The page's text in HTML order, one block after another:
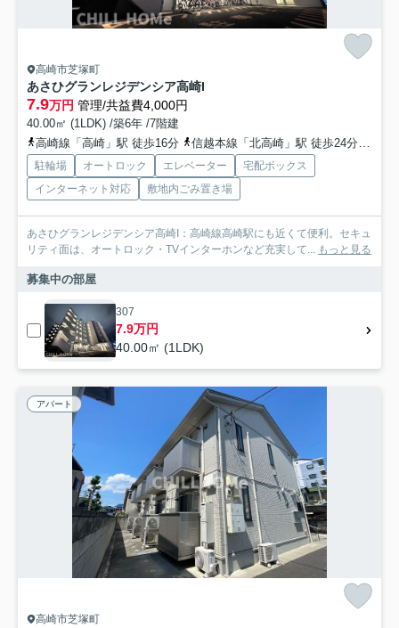
高崎市芝塚町
あさひグランレジデンシア高崎I
7.9万円 管理/共益費4,000円
40.00㎡ (1LDK) /築6年 /7階建
高崎線「高崎」駅 徒歩16分
信越本線「北高崎」駅 徒歩24分
駐輪場 オートロック エレベーター
宅配ボックス
インターネット対応
敷地内ごみ置き場
あさひグランレジデンシア高崎I：高崎線高崎駅にも近くて便利。セキュ
リティ面は、オートロック・TVインターホンなど充実して... もっと見る
募集中の部屋
307
7.9万円
40.00㎡ (1LDK)
アパート
高崎市芝塚町